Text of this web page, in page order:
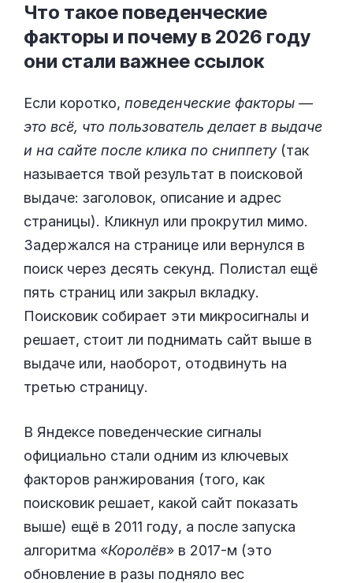
Что такое поведенческие
факторы и почему в 2026 году
они стали важнее ссылок
Если коротко, поведенческие факторы —
это всё, что пользователь делает в выдаче
и на сайте после клика по сниппету(так
называется твой результат в поисковой
выдаче: заголовок, описание и адрес
страницы). Кликнул или прокрутил мимо.
Задержался на странице или вернулся в
поиск через десять секунд. Полистал ещё
пять страниц или закрыл вкладку.
Поисковик собирает эти микросигналы и
решает, стоит ли поднимать сайт выше в
выдаче или, наоборот, отодвинуть на
третью страницу.
В Яндексе поведенческие сигналы
официально стали одним из ключевых
факторов ранжирования (того, как
поисковик решает, какой сайт показать
выше) ещё в 2011 году, а после запуска
алгоритма «Королёв» в 2017-м (это
обновление в разы подняло вес